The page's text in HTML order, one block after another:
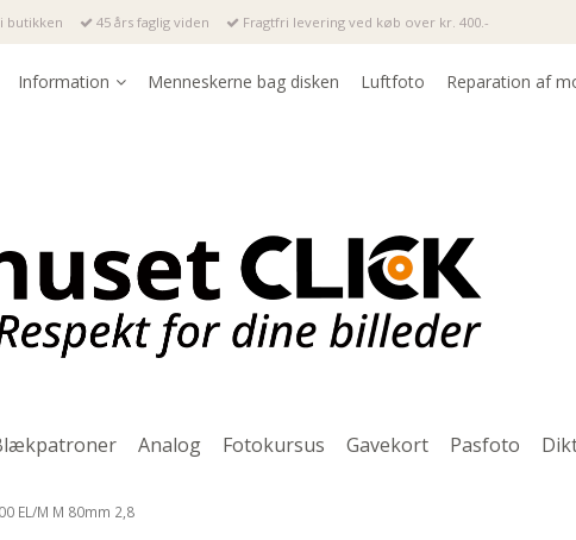
butikken 45 års faglig viden Fragtfri levering ved køb over kr. 400.-
Information Menneskerne bag disken Luftfoto Reparation af
Analog Fotokursus Gavekort Pasfoto
EL/M M 80mm 2,8